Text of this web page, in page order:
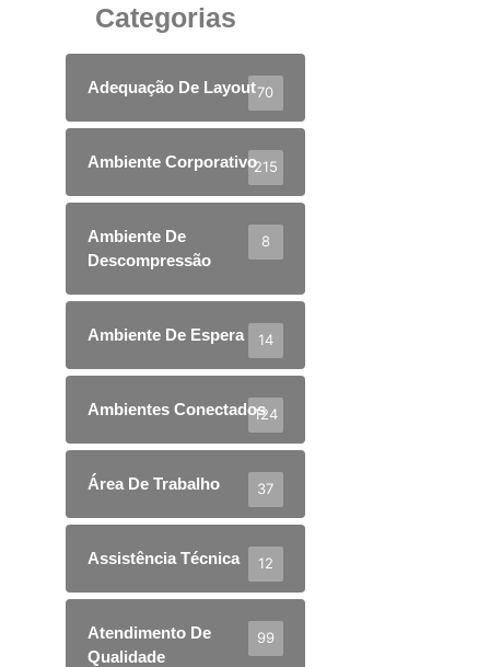
Categorias
Adequação De Layout70
Ambiente Corporativo215
Ambiente De
Descompressão
8
Ambiente De Espera 14
Ambientes Conectados124
Área De Trabalho 37
Assistência Técnica 12
Atendimento De
Qualidade
99